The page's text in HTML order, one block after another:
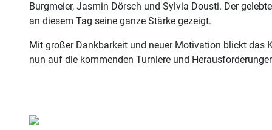
Burgmeier, Jasmin Dörsch und Sylvia Dousti. Der
an diesem Tag seine ganze Stärke gezeigt.
Mit großer Dankbarkeit und neuer Motivation blickt das
nun auf die kommenden Turniere und